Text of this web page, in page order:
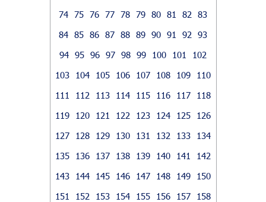
74 75 76 77 78 79 80 81 82
83
84 85 86 87 88 89 90 91 92
93
94 95 96 97 98 99 100 101
102
103
104 105 106 107 108 109
110
111
112 113 114 115 116 117
118
119
120 121 122 123 124 125
126
127
128 129 130 131 132 133
134
135
136 137 138 139 140 141
142
143
144 145 146 147 148 149
150
151
152 153 154 155 156 157
158